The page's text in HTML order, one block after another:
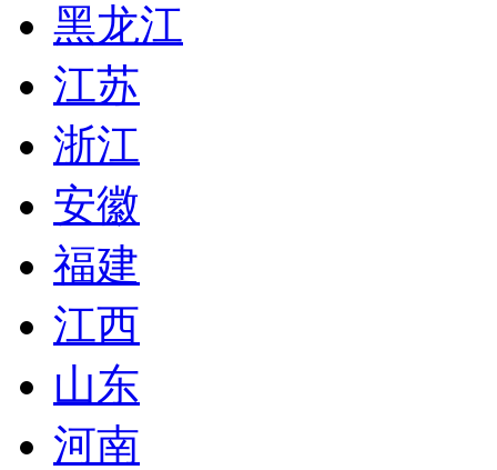
黑龙江
江苏
浙江
安徽
福建
江西
山东
河南